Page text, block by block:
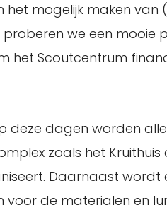
mogelijk maken
we een mooie
het Scoutcentrum
dagen worden
zoals het
Daarnaast
voor de materialen en